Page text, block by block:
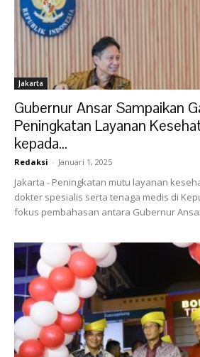
Jakarta
Gubernur Ansar Sampaikan
Peningkatan Layanan
kepada...
Redaksi - Januari 1, 2025
Jakarta - Peningkatan mutu layanan
dokter spesialis serta tenaga medis di
fokus pembahasan antara Gubernur